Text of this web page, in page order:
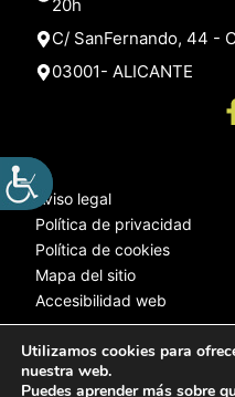
20h
C/ SanFernando, 44 -
03001- ALICANTE
Aviso legal
Política de privacidad
Política de cookies
Mapa del sitio
Accesibilidad web
© 2025 Web desarrollada por el
Utilizamos cookies para
nuestra web.
Puedes aprender más sobre